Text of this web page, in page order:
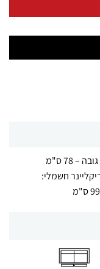
מידות ספה דו מושבית: רוחב – 1.96 מטר גובה – 78 ס"מ
ריקליינר חשמלי: